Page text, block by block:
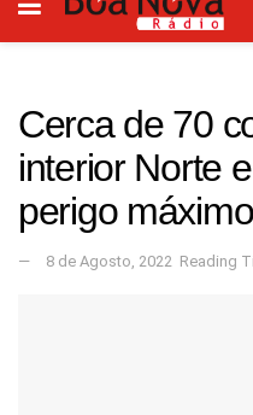
Cerca de 70
interior Norte
perigo
8 de Agosto, 2022 Reading